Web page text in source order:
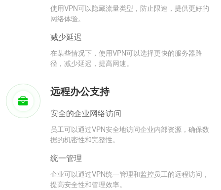
使用VPN可以隐藏流量类型，防止限速，提供更好的
网络体验。
减少延迟
在某些情况下，使用VPN可以选择更快的服务器路
径，减少延迟，提高网速。
远程办公支持
安全的企业网络访问
员工可以通过VPN安全地访问企业内部资源，确保数
据的机密性和完整性。
统一管理
企业可以通过VPN统一管理和监控员工的远程访问，
提高安全性和管理效率。